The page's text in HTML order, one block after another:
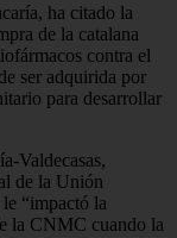
ha citado la
de la catalana
contra el
ser adquirida por
para desarrollar
Valdecasas,
de la Unión
“impactó la
la CNMC cuando la